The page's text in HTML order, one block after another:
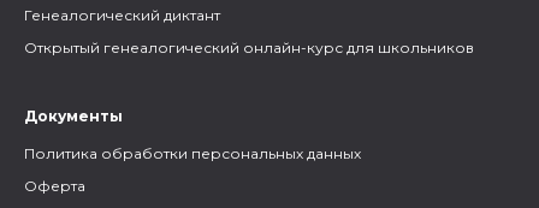
Генеалогический диктант
Открытый генеалогический онлайн-курс для школьников
Документы
Политика обработки персональных данных
Оферта